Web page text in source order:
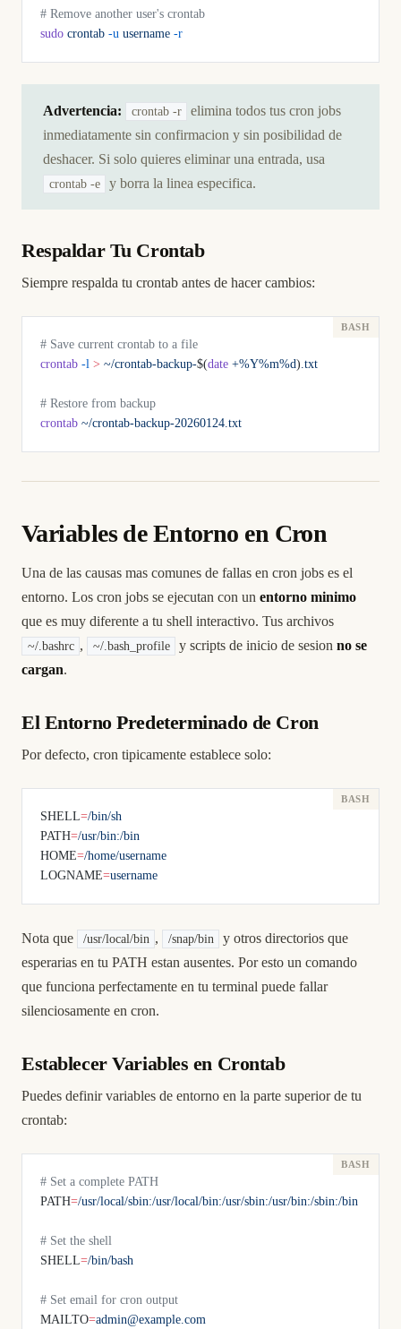
# Remove another user's crontab
sudo crontab -u username -r
Advertencia: crontab -r
elimina todos tus cron jobs
inmediatamente sin confirmacion y sin posibilidad de
deshacer. Si solo quieres eliminar una entrada, usa
crontab -e y borra la linea especifica.
Respaldar Tu Crontab
Siempre respalda tu crontab antes de hacer cambios:
# Save current crontab to a file
crontab -l > ~/crontab-backup-$(date +%Y%m%d) .txt
# Restore from backup
crontab ~/crontab-backup-20260124.txt
Variables de Entorno en Cron
Una de las causas mas comunes de fallas en cron jobs es el
entorno. Los cron jobs se ejecutan con un entorno minimo
que es muy diferente a tu shell interactivo. Tus archivos
~/.bashrc , ~/.bash_profile y scripts de inicio de sesionno se
cargan.
El Entorno Predeterminado de Cron
Por defecto, cron tipicamente establece solo:
SHELL=/bin/sh
PATH=/usr/bin:/bin
HOME=/home/username
LOGNAME=username
Nota que /usr/local/bin , /snap/bin
y otros directorios que
esperarias en tu PATH estan ausentes. Por esto un comando
que funciona perfectamente en tu terminal puede fallar
silenciosamente en cron.
Establecer Variables en Crontab
Puedes definir variables de entorno en la parte superior de tu
crontab:
# Set a complete PATH
PATH=/usr/local/sbin:/usr/local/bin:/usr/sbin:/usr/bin:/sbin:/bin
# Set the shell
SHELL=/bin/bash
# Set email for cron output
MAILTO=admin@example.com